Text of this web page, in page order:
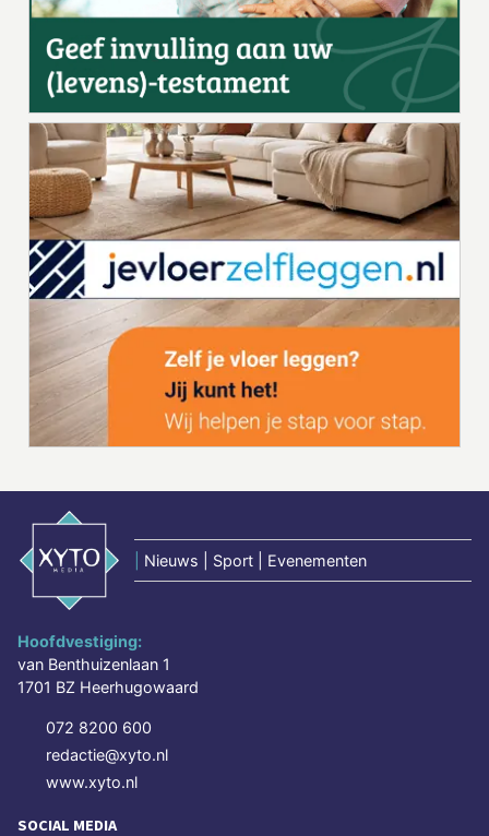
Nieuws | Sport | Evenementen
Hoofdvestiging:
van Benthuizenlaan 1
1701 BZ Heerhugowaard
072 8200 600
redactie@xyto.nl
www.xyto.nl
SOCIAL MEDIA